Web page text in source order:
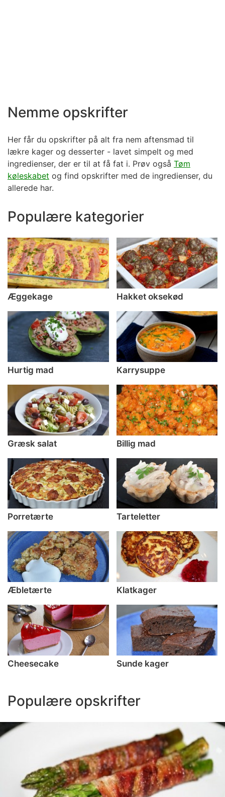
Nemme opskrifter
Her får du opskrifter på alt fra nem aftensmad til
lækre kager og desserter - lavet simpelt og med
ingredienser, der er til at få fat i. Prøv også Tøm
køleskabet og find opskrifter med de ingredienser, du
allerede har.
Populære kategorier
Æggekage Hakket oksekød
Hurtig mad Karrysuppe
Græsk salat Billig mad
Porretærte Tarteletter
Æbletærte Klatkager
Cheesecake Sunde kager
Populære opskrifter